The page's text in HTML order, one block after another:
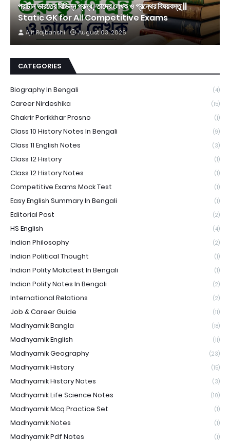
প্রাচীন ভারতের বিভিন্ন গ্রন্থ, তাদের লেখক ও গ্রন্থের বিষয়বস্তু ||
Static GK for All Competitive Exams
Ajit Rajbanshi August 03, 2026
CATEGORIES
Biography In Bengali (4)
Career Nirdeshika (15)
Chakrir Porikkhar Prosno (1)
Class 10 History Notes In Bengali (9)
Class 11 English Notes (3)
Class 12 History (1)
Class 12 History Notes (1)
Competitive Exams Mock Test (1)
Easy English Summary In Bengali (1)
Editorial Post (2)
HS English (4)
Indian Philosophy (2)
Indian Political Thought (1)
Indian Polity Mokctest In Bengali (1)
Indian Polity Notes In Bengali (2)
International Relations (2)
Job & Career Guide (11)
Madhyamik Bangla (18)
Madhyamik English (11)
Madhyamik Geography (23)
Madhyamik History (15)
Madhyamik History Notes (3)
Madhyamik Life Science Notes (10)
Madhyamik Mcq Practice Set (1)
Madhyamik Notes (1)
Madhyamik Pdf Notes (1)